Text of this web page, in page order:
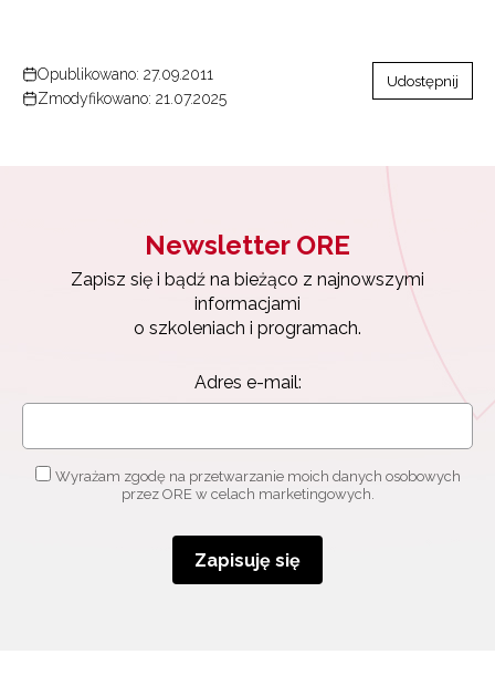
Opublikowano: 27.09.2011
Zmodyfikowano: 21.07.2025
Udostępnij
Newsletter ORE
Zapisz się i bądź na bieżąco z najnowszymi
informacjami
o szkoleniach i programach.
Adres e-mail:
Wyrażam zgodę na przetwarzanie moich danych osobowych
przez ORE w celach marketingowych.
Zapisuję się
Zapisz się i bądź na bieżąco z najnowszymi
informacjami
o szkoleniach i programach.
Adres e-mail:
Wyrażam zgodę na przetwarzanie moich danych
osobowych przez ORE w celach marketingowych.
Zapisuję się